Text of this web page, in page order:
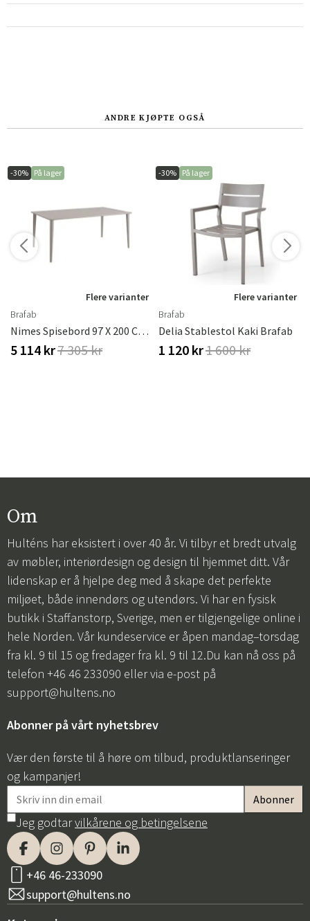
ANDRE KJØPTE OGSÅ
-30% På lager
Flere varianter
Brafab
Nimes Spisebord 97 X 200 Cm Kaki Brafab
5 114 kr7 305 kr
-30% På lager
Flere varianter
Brafab
Delia Stablestol Kaki Brafab
1 120 kr1 600 kr
Om
Hulténs har eksistert i over 40 år. Vi tilbyr et bredt utvalg
av møbler, interiørdesign og design til hjemmet ditt. Vår
lidenskap er å hjelpe deg med å skape det perfekte
miljøet, både innendørs og utendørs. Vi har en fysisk
butikk i Staffanstorp, Sverige, men er tilgjengelige online i
hele Norden. Vår kundeservice er åpen mandag–torsdag
fra kl. 9 til 15 og fredager fra kl. 9 til 12.Du kan nå oss på
telefon +46 46 233090 eller via e-post på
support@hultens.no
Abonner på vårt nyhetsbrev
Vær den første til å høre om tilbud, produktlanseringer
og kampanjer!
Jeg godtarvilkårene og betingelsene
+46 46-233090
support@hultens.no